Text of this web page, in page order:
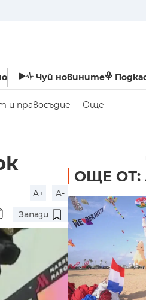
Чуй новините
и правосъдие Още
A+
A-
Запази
ОЩЕ